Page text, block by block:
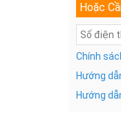
Hoặc
Chính
Hướng
Hướng